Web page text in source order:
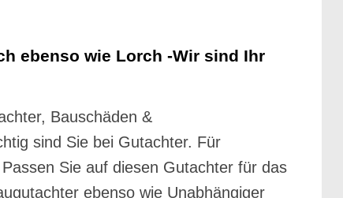
ebenso wie Lorch -Wir sind Ihr
Bauschäden &
sind Sie bei Gutachter. Für
Sie auf diesen Gutachter für das
ebenso wie Unabhängiger